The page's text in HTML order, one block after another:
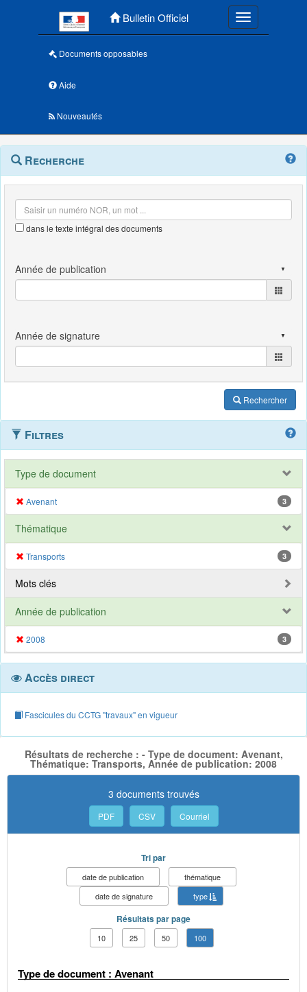
Bulletin Officiel Toggle
Documents opposables
Aide
Nouveautés
Navigation
outils
Menu
contextuel
Recherche
dans le texte intégral des documents
Rechercher
Filtres
Type de document
Avenant 3
Thématique
Transports 3
Mots clés
Année de publication
2008 3
Accès direct
Fascicules du CCTG "travaux" en vigueur
Résultats de recherche : - Type de document: Avenant,
Thématique: Transports, Année de publication: 2008
3 documents trouvés
PDF CSV Courriel
Tri par
date de publication
thématique
date de signature
type
Résultats par page
10 25 50 100
Type de document : Avenant